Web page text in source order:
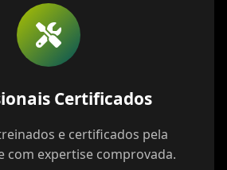
Certificados
e certificados pela
com expertise comprovada.